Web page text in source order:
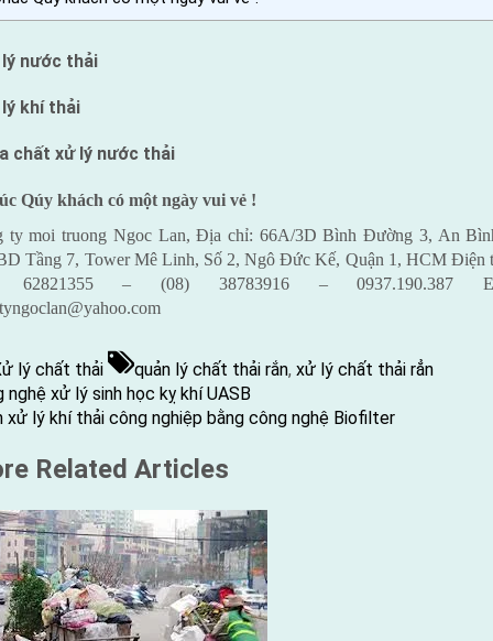
nước thải
khí thải
chất xử lý nước thải
Qúy khách có một ngày vui vẻ !
ty moi truong Ngoc Lan, Địa chỉ: 66A/3D Bình Đường 3, An
Tầng 7, Tower Mê Linh, Số 2, Ngô Đức Kế, Quận 1, HCM Điện
62821355 – (08) 38783916 – 0937.190.387
lý chất thải Tags:
quản lý chất thải rắn, xử lý chất thải rẳn
nghệ xử lý sinh học kỵ khí UASB
xử lý khí thải công nghiệp bằng công nghệ Biofilter
Related Articles